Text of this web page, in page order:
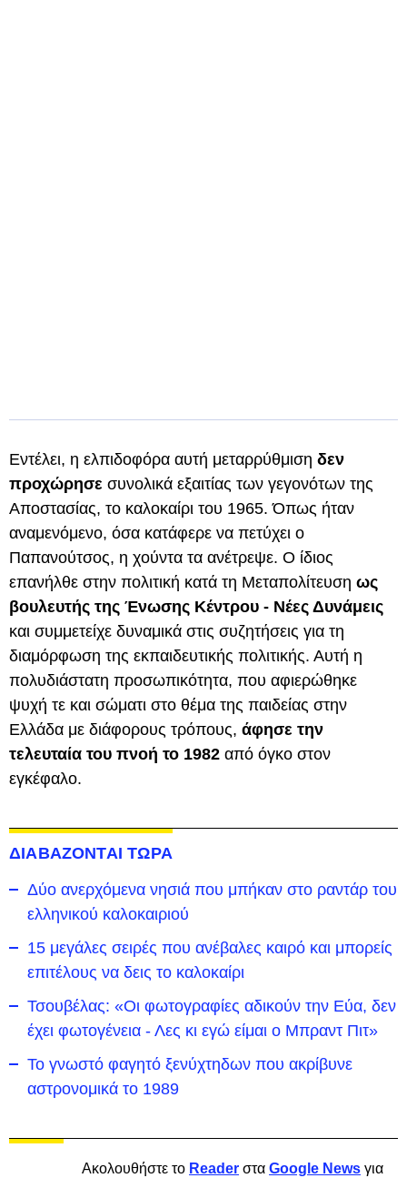
Εντέλει, η ελπιδοφόρα αυτή μεταρρύθμιση δεν
προχώρησε συνολικά εξαιτίας των γεγονότων της
Αποστασίας, το καλοκαίρι του 1965. Όπως ήταν
αναμενόμενο, όσα κατάφερε να πετύχει ο
Παπανούτσος, η χούντα τα ανέτρεψε. Ο ίδιος
επανήλθε στην πολιτική κατά τη Μεταπολίτευση ως
βουλευτής της Ένωσης Κέντρου - Νέες Δυνάμεις
και συμμετείχε δυναμικά στις συζητήσεις για τη
διαμόρφωση της εκπαιδευτικής πολιτικής. Αυτή η
πολυδιάστατη προσωπικότητα, που αφιερώθηκε
ψυχή τε και σώματι στο θέμα της παιδείας στην
Ελλάδα με διάφορους τρόπους, άφησε την
τελευταία του πνοή το 1982 από όγκο στον
εγκέφαλο.
ΔΙΑΒΑΖΟΝΤΑΙ ΤΩΡΑ
Δύο ανερχόμενα νησιά που μπήκαν στο ραντάρ του
ελληνικού καλοκαιριού
15 μεγάλες σειρές που ανέβαλες καιρό και μπορείς
επιτέλους να δεις το καλοκαίρι
Τσουβέλας: «Οι φωτογραφίες αδικούν την Εύα, δεν
έχει φωτογένεια - Λες κι εγώ είμαι ο Μπραντ Πιτ»
Το γνωστό φαγητό ξενύχτηδων που ακρίβυνε
αστρονομικά το 1989
Ακολουθήστε το Reader στα Google News για